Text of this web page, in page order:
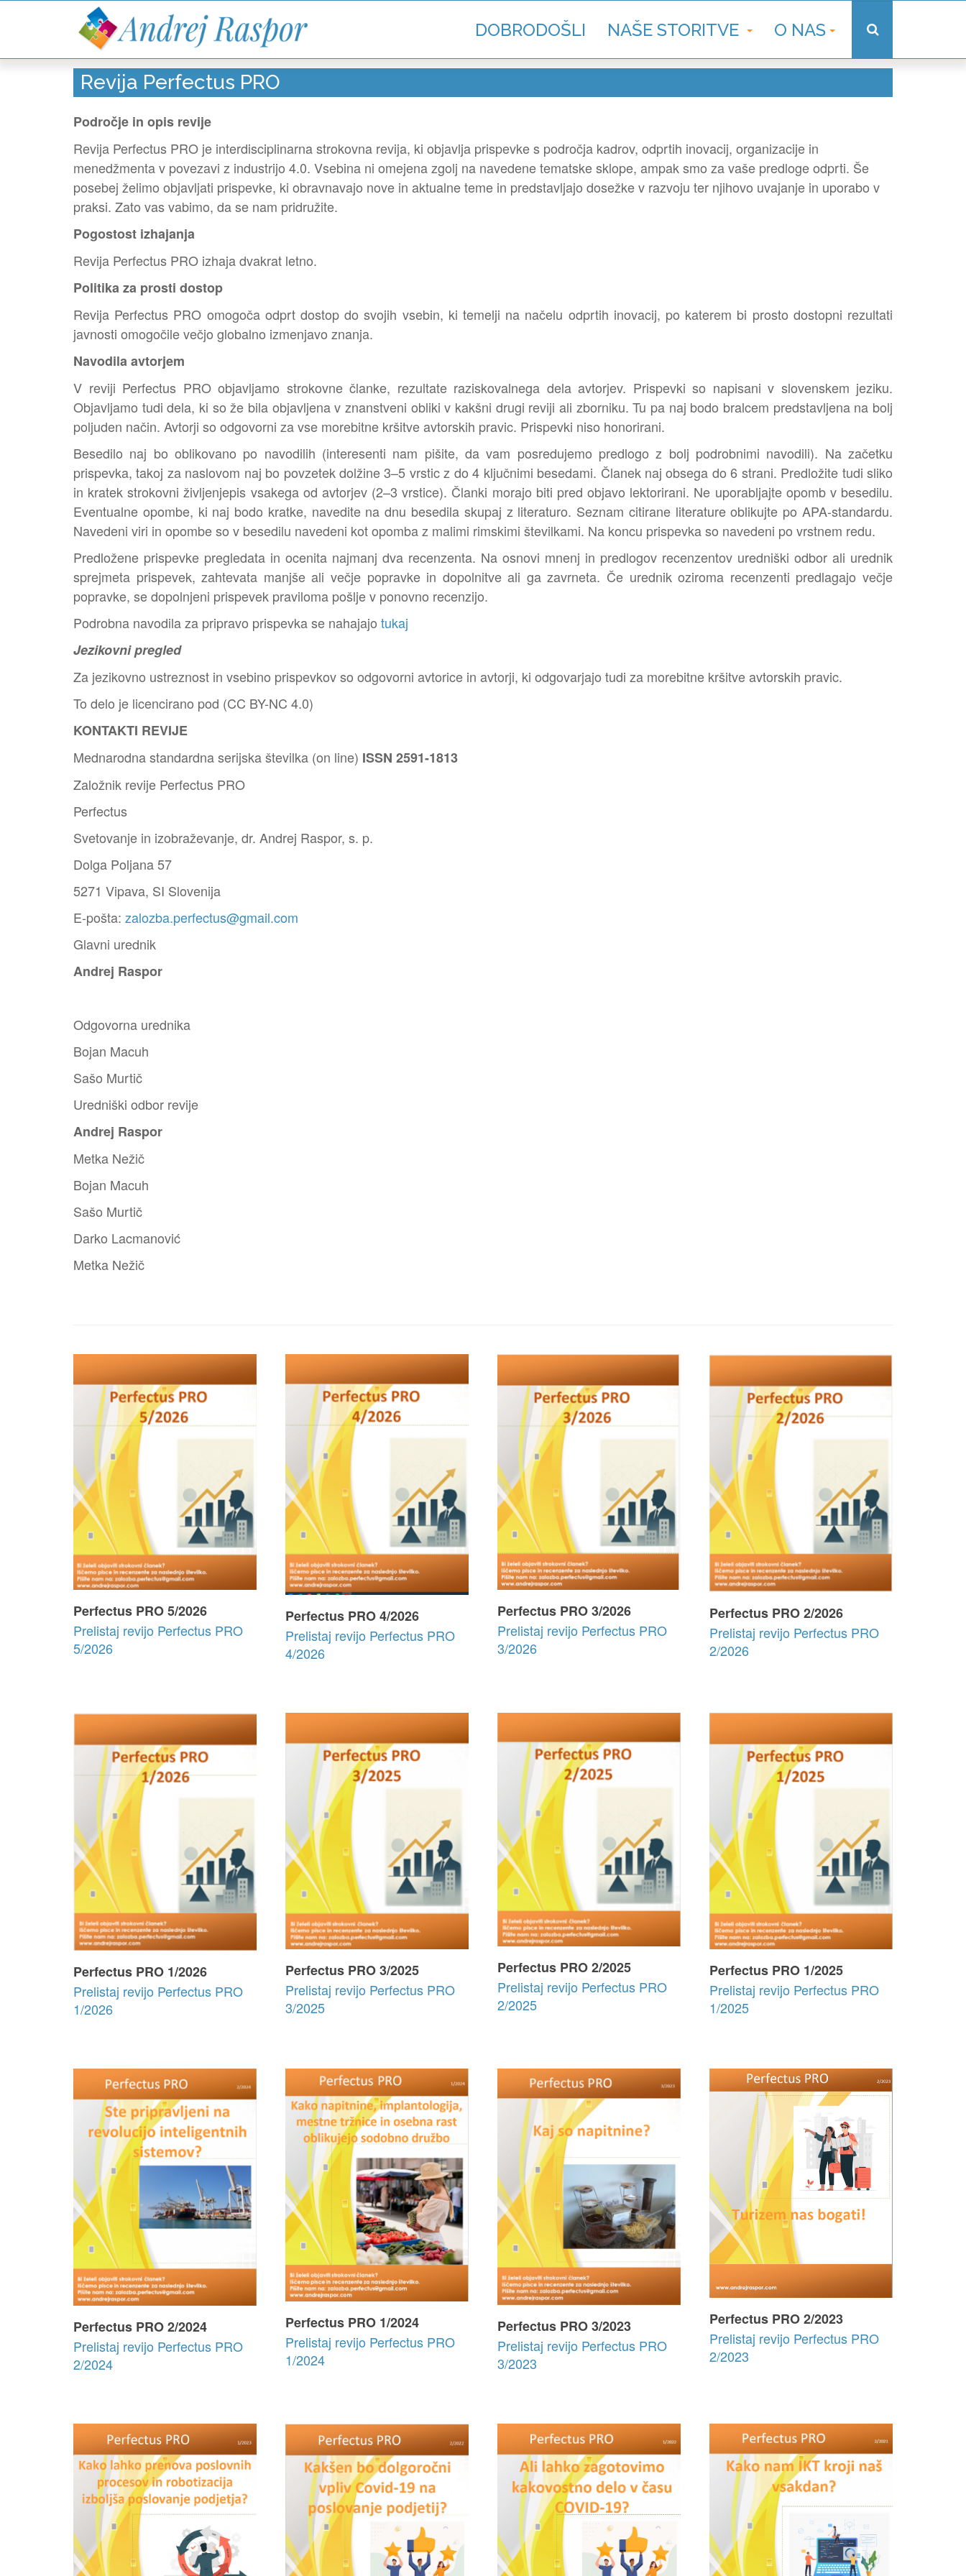
DOBRODOŠLI NAŠE STORITVE O NAS
Revija Perfectus PRO
Področje in opis revije
Revija Perfectus PRO je interdisciplinarna strokovna revija, ki objavlja prispevke s področja kadrov, odprtih inovacij, organizacije in
menedžmenta v povezavi z industrijo 4.0. Vsebina ni omejena zgolj na navedene tematske sklope, ampak smo za vaše predloge odprti. Še
posebej želimo objavljati prispevke, ki obravnavajo nove in aktualne teme in predstavljajo dosežke v razvoju ter njihovo uvajanje in uporabo v
praksi. Zato vas vabimo, da se nam pridružite.
Pogostost izhajanja
Revija Perfectus PRO izhaja dvakrat letno.
Politika za prosti dostop
Revija Perfectus PRO omogoča odprt dostop do svojih vsebin, ki temelji na načelu odprtih inovacij, po katerem bi prosto dostopni rezultati
javnosti omogočile večjo globalno izmenjavo znanja.
Navodila avtorjem
V reviji Perfectus PRO objavljamo strokovne članke, rezultate raziskovalnega dela avtorjev. Prispevki so napisani v slovenskem jeziku.
Objavljamo tudi dela, ki so že bila objavljena v znanstveni obliki v kakšni drugi reviji ali zborniku. Tu pa naj bodo bralcem predstavljena na bolj
poljuden način. Avtorji so odgovorni za vse morebitne kršitve avtorskih pravic. Prispevki niso honorirani.
Besedilo naj bo oblikovano po navodilih (interesenti nam pišite, da vam posredujemo predlogo z bolj podrobnimi navodili). Na začetku
prispevka, takoj za naslovom naj bo povzetek dolžine 3–5 vrstic z do 4 ključnimi besedami. Članek naj obsega do 6 strani. Predložite tudi sliko
in kratek strokovni življenjepis vsakega od avtorjev (2–3 vrstice). Članki morajo biti pred objavo lektorirani. Ne uporabljajte opomb v besedilu.
Eventualne opombe, ki naj bodo kratke, navedite na dnu besedila skupaj z literaturo. Seznam citirane literature oblikujte po APA-standardu.
Navedeni viri in opombe so v besedilu navedeni kot opomba z malimi rimskimi številkami. Na koncu prispevka so navedeni po vrstnem redu.
Predložene prispevke pregledata in ocenita najmanj dva recenzenta. Na osnovi mnenj in predlogov recenzentov uredniški odbor ali urednik
sprejmeta prispevek, zahtevata manjše ali večje popravke in dopolnitve ali ga zavrneta. Če urednik oziroma recenzenti predlagajo večje
popravke, se dopolnjeni prispevek praviloma pošlje v ponovno recenzijo.
Podrobna navodila za pripravo prispevka se nahajajo tukaj
Jezikovni pregled
Za jezikovno ustreznost in vsebino prispevkov so odgovorni avtorice in avtorji, ki odgovarjajo tudi za morebitne kršitve avtorskih pravic.
To delo je licencirano pod (CC BY-NC 4.0)
KONTAKTI REVIJE
Mednarodna standardna serijska številka (on line) ISSN 2591-1813
Založnik revije Perfectus PRO
Perfectus
Svetovanje in izobraževanje, dr. Andrej Raspor, s. p.
Dolga Poljana 57
5271 Vipava, SI Slovenija
E-pošta: zalozba.perfectus@gmail.com
Glavni urednik
Andrej Raspor
Odgovorna urednika
Bojan Macuh
Sašo Murtič
Uredniški odbor revije
Andrej Raspor
Metka Nežič
Bojan Macuh
Sašo Murtič
Darko Lacmanović
Metka Nežič
Perfectus PRO 5/2026
Prelistaj revijo Perfectus PRO
5/2026
Perfectus PRO 4/2026
Prelistaj revijo Perfectus PRO
4/2026
Perfectus PRO 3/2026
Prelistaj revijo Perfectus PRO
3/2026
Perfectus PRO 2/2026
Prelistaj revijo Perfectus PRO
2/2026
Perfectus PRO 1/2026
Prelistaj revijo Perfectus PRO
1/2026
Perfectus PRO 3/2025
Prelistaj revijo Perfectus PRO
3/2025
Perfectus PRO 2/2025
Prelistaj revijo Perfectus PRO
2/2025
Perfectus PRO 1/2025
Prelistaj revijo Perfectus PRO
1/2025
Perfectus PRO 2/2024
Prelistaj revijo Perfectus PRO
2/2024
Perfectus PRO 1/2024
Prelistaj revijo Perfectus PRO
1/2024
Perfectus PRO 3/2023
Prelistaj revijo Perfectus PRO
3/2023
Perfectus PRO 2/2023
Prelistaj revijo Perfectus PRO
2/2023